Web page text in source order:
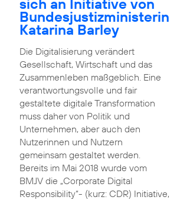
sich an Initiative von
Bundesjustizministerin
Katarina Barley
Die Digitalisierung verändert
Gesellschaft, Wirtschaft und das
Zusammenleben maßgeblich. Eine
verantwortungsvolle und fair
gestaltete digitale Transformation
muss daher von Politik und
Unternehmen, aber auch den
Nutzerinnen und Nutzern
gemeinsam gestaltet werden.
Bereits im Mai 2018 wurde vom
BMJV die „Corporate Digital
Responsibility“- (kurz: CDR) Initiative,